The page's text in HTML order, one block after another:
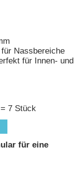
Nassbereiche
für Innen- und
7 Stück
für eine